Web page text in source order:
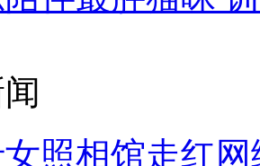
照相馆走红网